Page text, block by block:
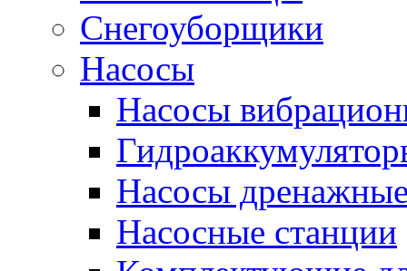
Снегоуборщики
Насосы
Насосы
Насосы
Насосные станции